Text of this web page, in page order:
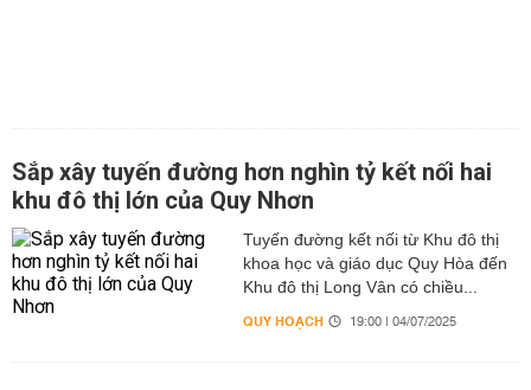
Sắp xây tuyến đường hơn nghìn tỷ kết nối hai
khu đô thị lớn của Quy Nhơn
Tuyến đường kết nối từ Khu đô thị
khoa học và giáo dục Quy Hòa đến
Khu đô thị Long Vân có chiều...
QUY HOẠCH 19:00 | 04/07/2025